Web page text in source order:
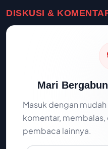
DISKUSI &
Mari
Masuk dengan
komentar,
pembaca lainnya.